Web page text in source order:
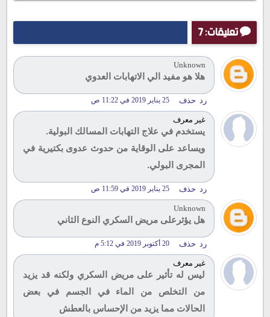
تعليقات: 7
Unknown
25 يناير 2019 في 11:22 ص
هلا هو مفيد الي الاتهابات العدوي
رد حذف
غير معرف
25 يناير 2019 في 11:59 ص
يستخدم في علاج التهابات المسالك البولية.
ويساعد على الوقاية من حدوث عدوى بكتيرية في
المجرى البولي.
رد حذف
Unknown
20 أكتوبر 2019 في 5:12 م
هل يؤثرعلى مريض السكري النوع الثاني
رد حذف
غير معرف
ليس له تأثير على مريض السكري ولكنه قد يزيد
من التخلص من الماء في الجسم في بعض
الحالات مما يزيد من الإحساس بالعطش